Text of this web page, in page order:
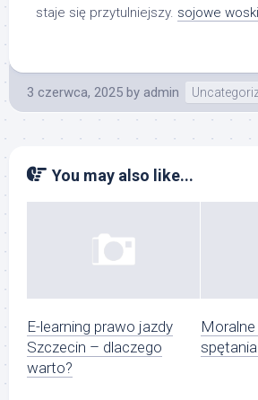
staje się przytulniejszy. sojowe
3 czerwca, 2025 by admin
You may also like...
E-learning prawo jazdy
Szczecin – dlaczego
warto?